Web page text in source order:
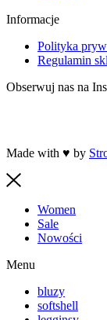
Informacje
Polityka
Regulamin
Obserwuj nas na
Made with ♥ by
Women
Sale
Nowości
Menu
bluzy
softshell